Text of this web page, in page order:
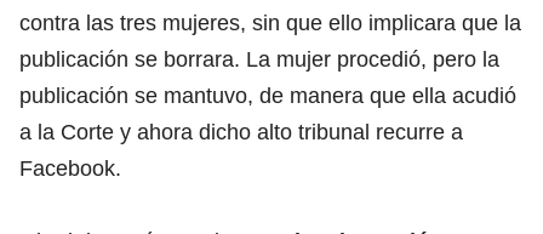
contra las tres mujeres, sin que ello implicara que la
publicación se borrara. La mujer procedió, pero la
publicación se mantuvo, de manera que ella acudió
a la Corte y ahora dicho alto tribunal recurre a
Facebook.